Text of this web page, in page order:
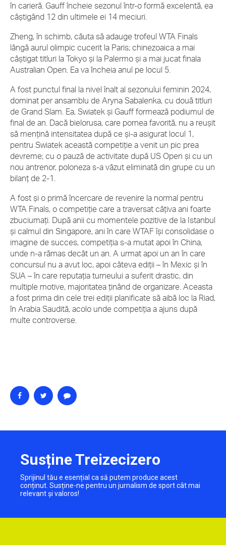
în carieră. Gauff încheie sezonul într-o formă excelentă, ea
câștigând 12 din ultimele ei 14 meciuri.
Zheng, în schimb, căuta să adauge trofeul WTA Finals
lângă aurul olimpic cucerit la Paris; chinezoaica a mai
câștigat titluri la Tokyo și la Palermo și a mai jucat finala
Australian Open. Ea va încheia anul pe locul 5.
A fost punctul final la nivel înalt al sezonului feminin 2024,
dominat per ansamblu de Aryna Sabalenka, cu două titluri
de Grand Slam. Ea, Swiatek și Gauff formează podiumul de
final de an. Dacă bielorusa, care pornea favorită, nu a reușit
să mențină intensitatea după ce și-a asigurat locul 1,
pentru Swiatek această competiție a venit un pic prea
devreme; cu o pauză de activitate după US Open și cu un
nou antrenor, poloneza s-a văzut eliminată din grupe cu un
bilanț de 2-1.
A fost și o primă încercare de revenire la normal pentru
WTA Finals, o competiție care a traversat câțiva ani foarte
zbuciumați. După anii cu momentele pozitive de la Istanbul
și calmul din Singapore, ani în care WTAF își consolidase o
imagine de succes, competiția s-a mutat apoi în China,
unde n-a rămas decât un an. A urmat apoi un an în care
concursul nu a avut loc, apoi câteva ediții – în Mexic și în
SUA – în care reputația turneului a suferit drastic, din
multiple motive, majoritatea ținând de organizare. Aceasta
a fost prima din cele trei ediții planificate să aibă loc la Riad,
în Arabia Saudită, acolo unde competiția a ajuns după
multe controverse.
Susține Treizecizero
Sprijinul tău e esențial ca să putem produce acest
conținut. Susține-ne pentru un jurnalism de sport cât mai
relevant și valoros!